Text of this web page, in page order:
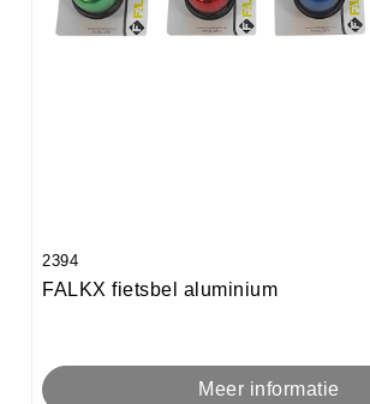
2394
FALKX fietsbel aluminium
Meer informatie